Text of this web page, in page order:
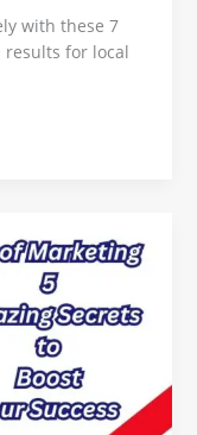
with these 7
for local